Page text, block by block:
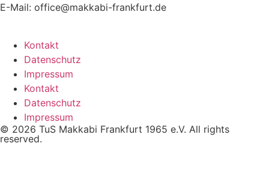
E-Mail: office@makkabi-frankfurt.de
Kontakt
Datenschutz
Impressum
Kontakt
Datenschutz
Impressum
© 2026 TuS Makkabi Frankfurt 1965 e.V. All rights
reserved.